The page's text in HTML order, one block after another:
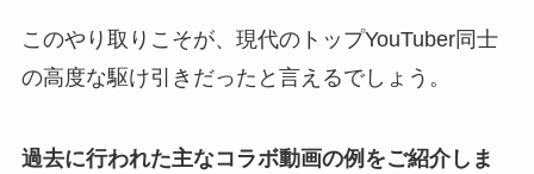
このやり取りこそが、現代のトップYouTuber同士
の高度な駆け引きだったと言えるでしょう。
過去に行われた主なコラボ動画の例をご紹介しま